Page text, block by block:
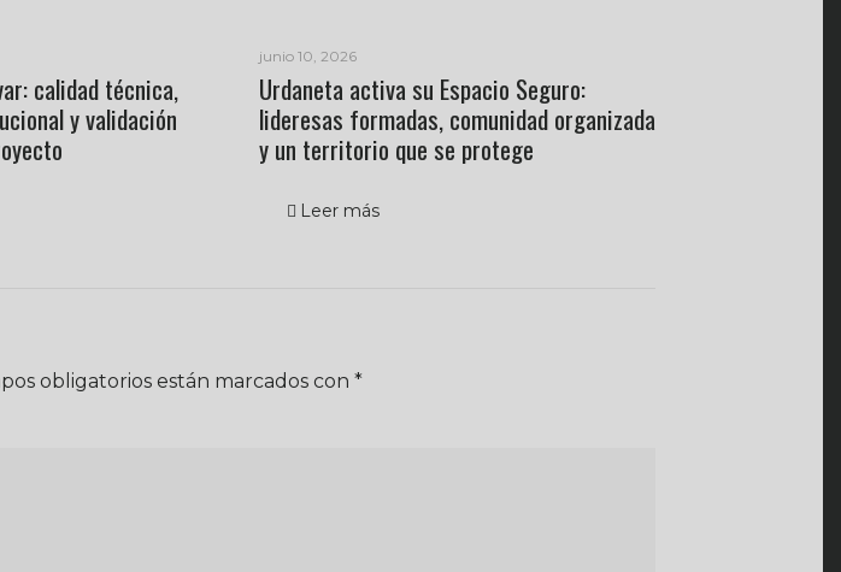
calidad técnica,
y validación
junio 10, 2026
Urdaneta activa su Espacio Seguro:
lideresas formadas, comunidad organizada
y un territorio que se protege
Leer más
obligatorios están marcados con *